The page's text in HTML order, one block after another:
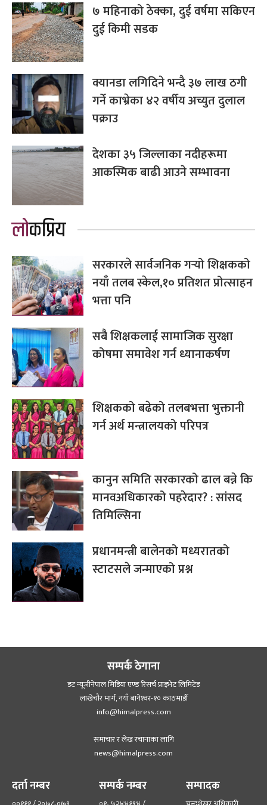
७ महिनाको ठेक्का, दुई वर्षमा सकिएन
दुई किमी सडक
क्यानडा लगिदिने भन्दै ३७ लाख ठगी
गर्ने काभ्रेका ४२ वर्षीय अच्युत दुलाल
पक्राउ
देशका ३५ जिल्लाका नदीहरूमा
आकस्मिक बाढी आउने सम्भावना
लोकप्रिय
सरकारले सार्वजनिक गर्‍यो शिक्षकको
नयाँ तलब स्केल,१० प्रतिशत प्रोत्साहन
भत्ता पनि
सबै शिक्षकलाई सामाजिक सुरक्षा
कोषमा समावेश गर्न ध्यानाकर्षण
शिक्षकको बढेको तलबभत्ता भुक्तानी
गर्न अर्थ मन्त्रालयको परिपत्र
कानुन समिति सरकारको ढाल बन्ने कि
मानवअधिकारको पहरेदार? : सांसद
तिमिल्सिना
प्रधानमन्त्री बालेनको मध्यरातको
स्टाटसले जन्माएको प्रश्न
सम्पर्क ठेगाना
डट न्यूजीनेपाल मिडिया एण्ड रिसर्च प्राइभेट लिमिटेड
लाखेचौर मार्ग, नयाँ बानेश्‍वर-१० काठमाडौँ
info@himalpress.com
समाचार र लेख रचानाका लागि
news@himalpress.com
दर्ता नम्बर सम्पर्क नम्बर सम्पादक